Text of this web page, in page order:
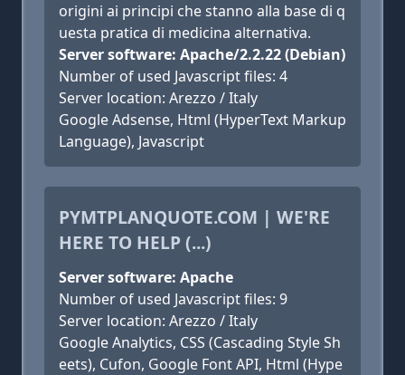
origini ai principi che stanno alla base di q
uesta pratica di medicina alternativa.
Server software: Apache/2.2.22 (Debian)
Number of used Javascript files: 4
Server location: Arezzo / Italy
Google Adsense, Html (HyperText Markup
Language), Javascript
PYMTPLANQUOTE.COM | WE'RE
HERE TO HELP (...)
Server software: Apache
Number of used Javascript files: 9
Server location: Arezzo / Italy
Google Analytics, CSS (Cascading Style Sh
eets), Cufon, Google Font API, Html (Hype